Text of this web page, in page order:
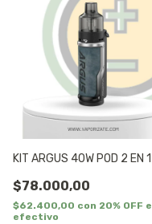
KIT ARGUS 40W POD 2 EN 1
$78.000,00
$62.400,00 con 20% OFF
efectivo